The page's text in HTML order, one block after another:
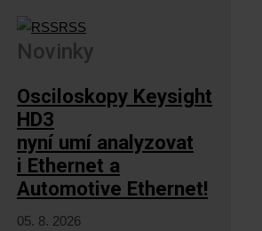
RSS
Novinky
Osciloskopy Keysight
HD3
nyní umí analyzovat
i Ethernet a
Automotive Ethernet!
05. 8. 2026